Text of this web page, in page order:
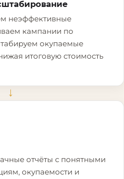
неэффективные
кампании по
окупаемые
итоговую стоимость
→
отчёты с понятными
окупаемости и